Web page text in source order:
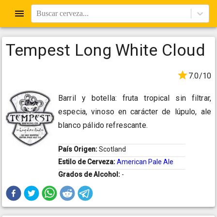
Buscar cerveza...
Tempest Long White Cloud
7.0/10
Barril y botella: fruta tropical sin filtrar,
especia, vinoso en carácter de lúpulo, ale
blanco pálido refrescante.
País Origen:Scotland
Estilo de Cerveza:American Pale Ale
Grados de Alcohol: -